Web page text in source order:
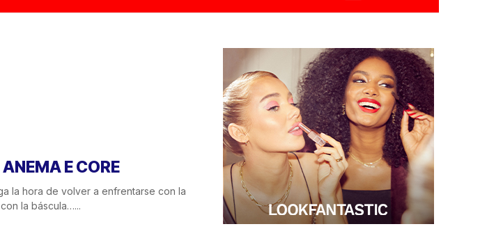
E CORE
la hora de volver a enfrentarse con la
la báscula…...